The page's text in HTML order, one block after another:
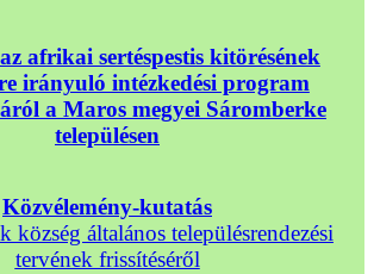
afrikai sertéspestis kitörésének
irányuló intézkedési program
a Maros megyei Sáromberke
településen
Közvélemény-kutatás
község általános településrendezési
tervének frissítéséről